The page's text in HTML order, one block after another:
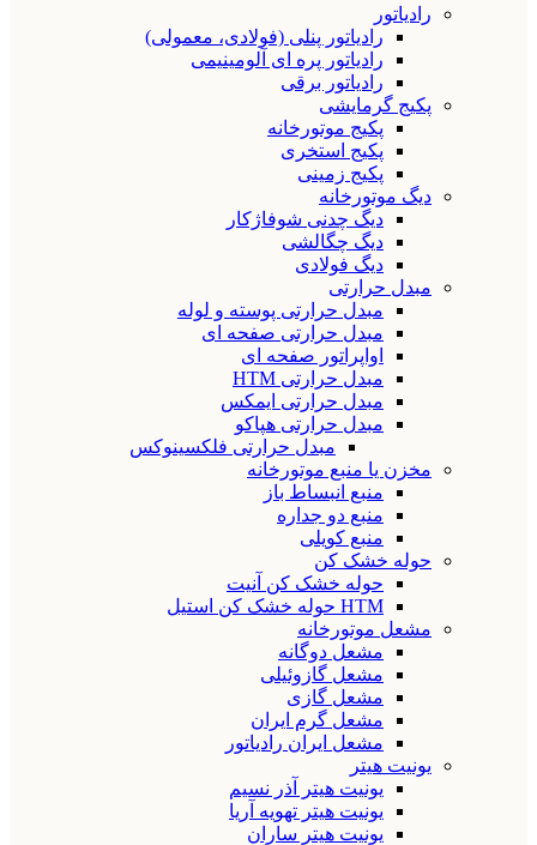
رادیاتور
رادیاتور پنلی (فولادی، معمولی)
رادیاتور پره ای آلومینیمی
رادیاتور برقی
پکیج گرمایشی
پکیج موتورخانه
پکیج استخری
پکیج زمینی
دیگ موتورخانه
دیگ چدنی شوفاژکار
دیگ چگالشی
دیگ فولادی
مبدل حرارتی
مبدل حرارتی پوسته و لوله
مبدل حرارتی صفحه ای
اواپراتور صفحه ای
مبدل حرارتی HTM
مبدل حرارتی ایمکس
مبدل حرارتی هپاکو
مبدل حرارتی فلکسینوکس
مخزن یا منبع موتورخانه
منبع انبساط باز
منبع دو جداره
منبع کویلی
حوله خشک کن
حوله خشک کن آنیت
HTM حوله خشک کن استیل
مشعل موتورخانه
مشعل دوگانه
مشعل گازوئیلی
مشعل گازی
مشعل گرم ایران
مشعل ایران رادیاتور
یونیت هیتر
یونیت هیتر آذر نسیم
یونیت هیتر تهویه آریا
یونیت هیتر ساران